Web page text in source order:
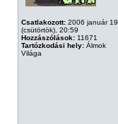
Csatlakozott: 2006 január 19
(csütörtök), 20:59
Hozzászólások: 11671
Tartózkodási hely: Álmok
Világa